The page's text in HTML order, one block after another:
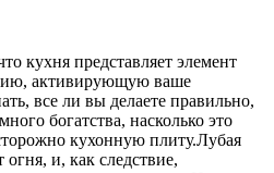
кухня представляет элемент
активирующую ваше
все ли вы делаете правильно,
богатства, насколько это
кухонную плиту.Лубая
огня, и, как следствие,